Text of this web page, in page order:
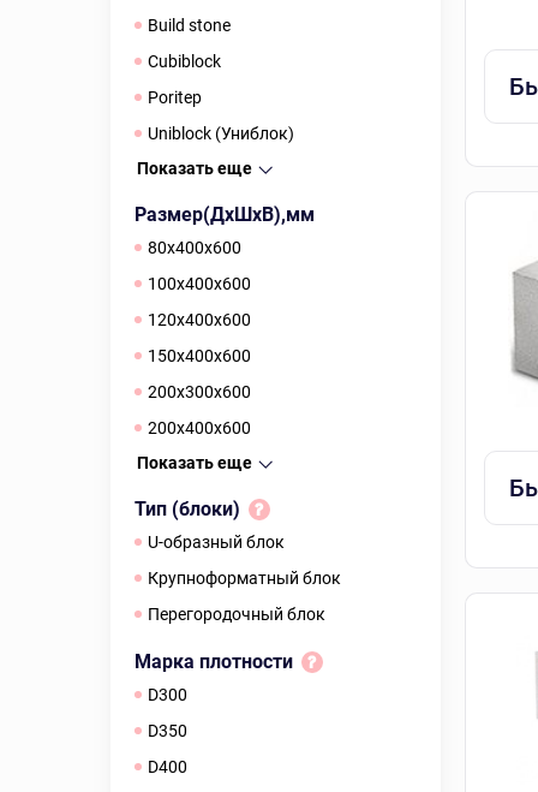
Build stone
Cubiblock
Poritep
Uniblock (Униблок)
Показать еще
Размер(ДхШхВ),мм
80х400х600
100х400х600
120х400х600
150х400х600
200х300х600
200х400х600
Показать еще
Тип (блоки)
U-образный блок
Крупноформатный блок
Перегородочный блок
Марка плотности
D300
D350
D400